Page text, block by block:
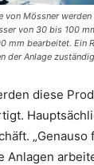
von Mössner
von 30 bis 100
mm bearbeitet. Ein
der Anlage
diese
Anlagen